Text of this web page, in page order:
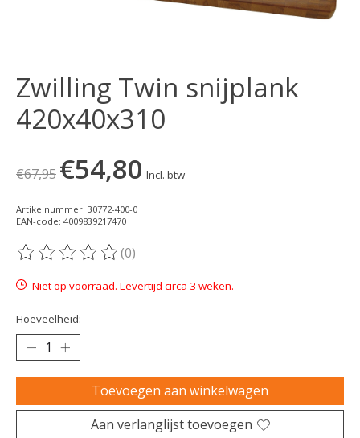
Zwilling Twin snijplank
420x40x310
€67,95 €54,80 Incl. btw
Artikelnummer: 30772-400-0
EAN-code: 4009839217470
De beoordeling van dit product is
(0)
Niet op voorraad. Levertijd circa 3 weken.
Hoeveelheid:
Toevoegen aan winkelwagen
Aan verlanglijst toevoegen